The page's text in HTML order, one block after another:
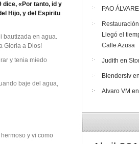
dice, «Por tanto, id y
Hijo, y del Espiritu
bautizada en agua.
Gloria a Dios!
y tenia miedo
baje del agua,
y vi como
PAO
Llegó el
Calle Azusa
Judith en
Blenderslv en
Alvaro VM en